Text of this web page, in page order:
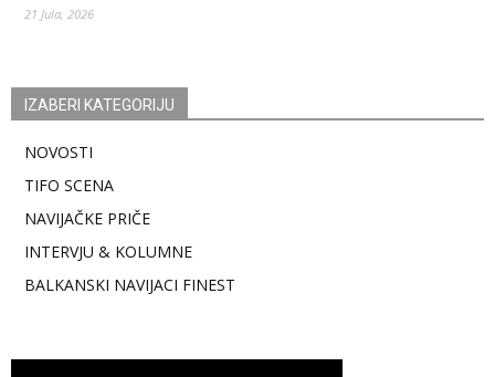
21 Jula, 2026
IZABERI KATEGORIJU
NOVOSTI
TIFO SCENA
NAVIJAČKE PRIČE
INTERVJU & KOLUMNE
BALKANSKI NAVIJACI FINEST